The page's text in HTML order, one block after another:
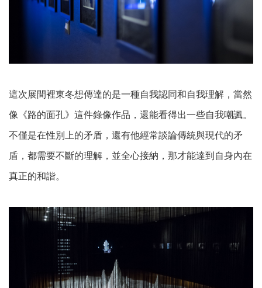
這次展間裡東冬想傳達的是一種自我認同和自我理解，當然
像《路的面孔》這件錄像作品，還能看得出一些自我嘲諷。
不僅是在性別上的矛盾，還有他經常談論傳統與現代的矛
盾，都需要不斷的理解，並全心接納，那才能達到自身內在
真正的和諧。